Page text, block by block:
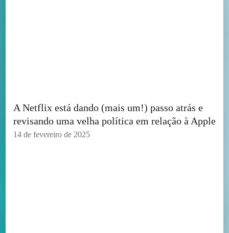
A Netflix está dando (mais um!) passo atrás e
revisando uma velha política em relação à Apple
14 de fevereiro de 2025